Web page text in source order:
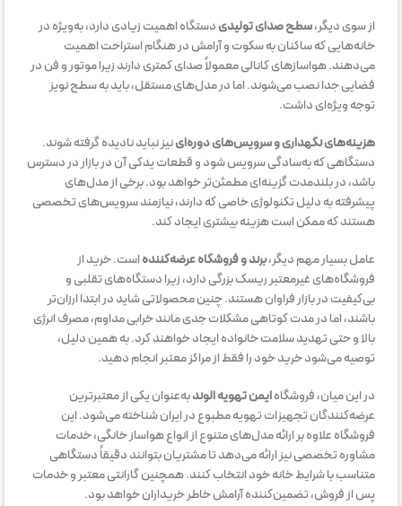
از سوی دیگر،سطح صدای تولیدیدستگاه اهمیت زیادی دارد، به‌ویژه در
خانه‌هایی که ساکنان به سکوت و آرامش در هنگام استراحت اهمیت
می‌دهند. هواسازهای کانالی معمولاً صدای کمتری دارند زیرا موتور و فن در
فضایی جدا نصب می‌شوند. اما در مدل‌های مستقل، باید به سطح نویز
توجه ویژه‌ای داشت.
هزینه‌های نگهداری و سرویس‌های دوره‌اینیز نباید نادیده گرفته شوند.
دستگاهی که به‌سادگی سرویس شود و قطعات یدکی آن در بازار در دسترس
باشد، در بلندمدت گزینه‌ای مطمئن‌تر خواهد بود. برخی از مدل‌های
پیشرفته به دلیل تکنولوژی خاصی که دارند، نیازمند سرویس‌های تخصصی
هستند که ممکن است هزینه بیشتری ایجاد کند.
عامل بسیار مهم دیگر،برند و فروشگاه عرضه‌کنندهاست. خرید از
فروشگاه‌های غیرمعتبر ریسک بزرگی دارد، زیرا دستگاه‌های تقلبی و
بی‌کیفیت در بازار فراوان هستند. چنین محصولاتی شاید در ابتدا ارزان‌تر
باشند، اما در مدت کوتاهی مشکلات جدی مانند خرابی مداوم، مصرف انرژی
بالا و حتی تهدید سلامت خانواده ایجاد خواهند کرد. به همین دلیل،
توصیه می‌شود خرید خود را فقط از مراکز معتبر انجام دهید.
در این میان، فروشگاهایمن تهویه الوندبه‌عنوان یکی از معتبرترین
عرضه‌کنندگان تجهیزات تهویه مطبوع در ایران شناخته می‌شود. این
فروشگاه علاوه بر ارائه مدل‌های متنوع از انواع هواساز خانگی، خدمات
مشاوره تخصصی نیز ارائه می‌دهد تا مشتریان بتوانند دقیقاً دستگاهی
متناسب با شرایط خانه خود انتخاب کنند. همچنین گارانتی معتبر و خدمات
پس از فروش، تضمین‌کننده آرامش خاطر خریداران خواهد بود.